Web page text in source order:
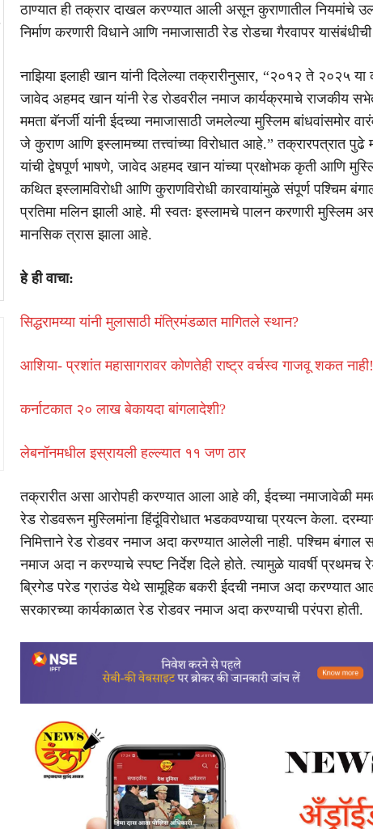
ठाण्यात ही तक्रार दाखल करण्यात आली असून कुराणातील नियमांचे
निर्माण करणारी विधाने आणि नमाजासाठी रेड रोडचा गैरवापर
नाझिया इलाही खान यांनी दिलेल्या तक्रारीनुसार, “२०१२ ते २०२५
जावेद अहमद खान यांनी रेड रोडवरील नमाज कार्यक्रमाचे राजकीय
ममता बॅनर्जी यांनी ईदच्या नमाजासाठी जमलेल्या मुस्लिम बांधवांसमोर
जे कुराण आणि इस्लामच्या तत्त्वांच्या विरोधात आहे.” तक्रारपत्रात
यांची द्वेषपूर्ण भाषणे, जावेद अहमद खान यांच्या प्रक्षोभक कृती आणि
कथित इस्लामविरोधी आणि कुराणविरोधी कारवायांमुळे संपूर्ण पश्चिम
प्रतिमा मलिन झाली आहे. मी स्वतः इस्लामचे पालन करणारी मुस्लिम
मानसिक त्रास झाला आहे.
हे ही वाचा:
सिद्धरामय्या यांनी मुलासाठी मंत्रिमंडळात मागितले स्थान?
आशिया- प्रशांत महासागरावर कोणतेही राष्ट्र वर्चस्व गाजवू शकत नाही!
कर्नाटकात २० लाख बेकायदा बांगलादेशी?
लेबनॉनमधील इस्रायली हल्ल्यात ११ जण ठार
तक्रारीत असा आरोपही करण्यात आला आहे की, ईदच्या नमाजावेळी
रेड रोडवरून मुस्लिमांना हिंदूंविरोधात भडकवण्याचा प्रयत्न केला.
निमित्ताने रेड रोडवर नमाज अदा करण्यात आलेली नाही. पश्चिम बंगाल
नमाज अदा न करण्याचे स्पष्ट निर्देश दिले होते. त्यामुळे यावर्षी प्रथमच
ब्रिगेड परेड ग्राउंड येथे सामूहिक बकरी ईदची नमाज अदा करण्यात
सरकारच्या कार्यकाळात रेड रोडवर नमाज अदा करण्याची परंपरा होती.